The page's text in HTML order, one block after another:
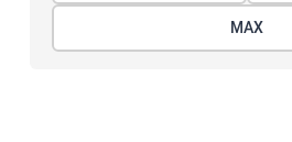
МАХ